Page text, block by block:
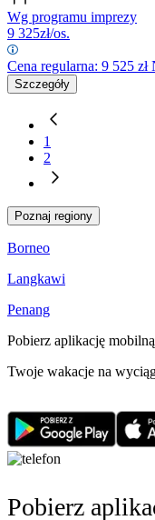
Wg programu imprezy
9 325zł/os.
Cena regularna: 9 525 zł
Szczegóły
1
2
Poznaj regiony
Borneo
Langkawi
Penang
Pobierz aplikację
Twoje wakacje na
Pobierz